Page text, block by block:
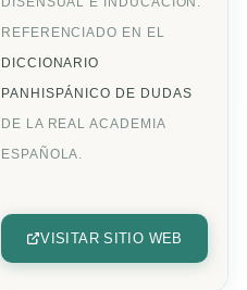
REFERENCIADO EN EL
DICCIONARIO
PANHISPÁNICO DE DUDAS
DE LA REAL ACADEMIA
ESPAÑOLA.
VISITAR SITIO WEB